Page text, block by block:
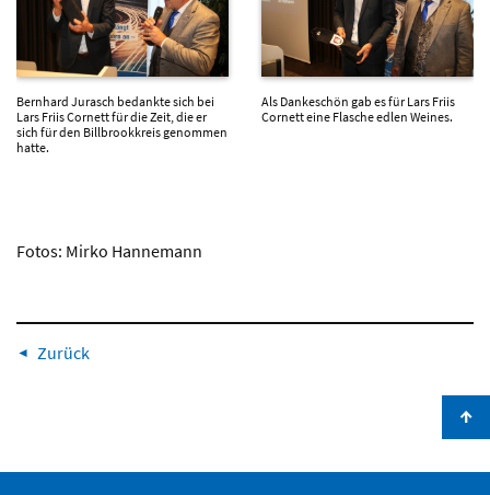
Bernhard Jurasch bedankte sich bei
Lars Friis Cornett für die Zeit, die er
sich für den Billbrookkreis genommen
hatte.
Als Dankeschön gab es für Lars Friis
Cornett eine Flasche edlen Weines.
Fotos: Mirko Hannemann
Zurück
↑